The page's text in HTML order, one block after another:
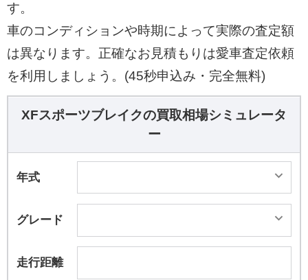
す。
車のコンディションや時期によって実際の査定額
は異なります。正確なお見積もりは愛車査定依頼
を利用しましょう。(45秒申込み・完全無料)
XFスポーツブレイクの買取相場シミュレータ
ー
年式
グレード
走行距離